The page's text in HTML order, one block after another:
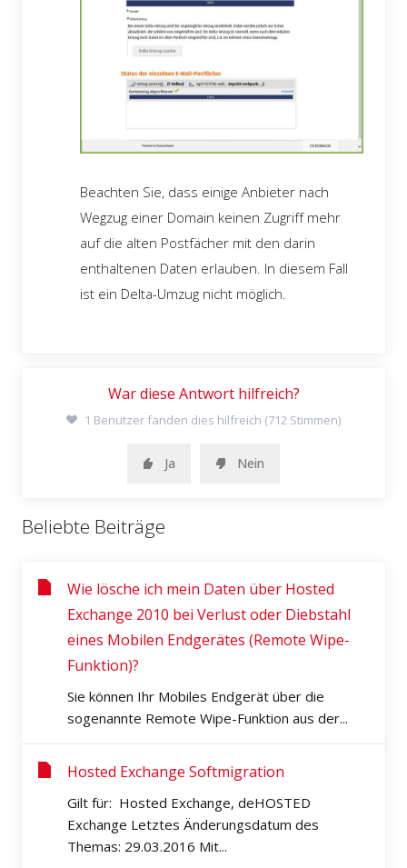
Beachten Sie, dass einige Anbieter nach
Wegzug einer Domain keinen Zugriff mehr
auf die alten Postfächer mit den darin
enthaltenen Daten erlauben. In diesem Fall
ist ein Delta-Umzug nicht möglich.
War diese Antwort hilfreich?
1 Benutzer fanden dies hilfreich (712 Stimmen)
Ja Nein
Beliebte Beiträge
Wie lösche ich mein Daten über Hosted
Exchange 2010 bei Verlust oder Diebstahl
eines Mobilen Endgerätes (Remote Wipe-
Funktion)?
Sie können Ihr Mobiles Endgerät über die
sogenannte Remote Wipe-Funktion aus der...
Hosted Exchange Softmigration
Gilt für: Hosted Exchange, deHOSTED
Exchange Letztes Änderungsdatum des
Themas: 29.03.2016 Mit...